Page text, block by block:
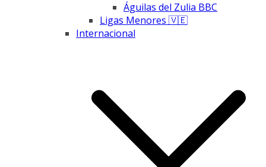
Águilas del Zulia BBC
Ligas Menores 🇻🇪
Internacional